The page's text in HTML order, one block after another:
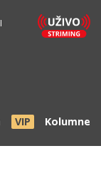
VIP Kolumne